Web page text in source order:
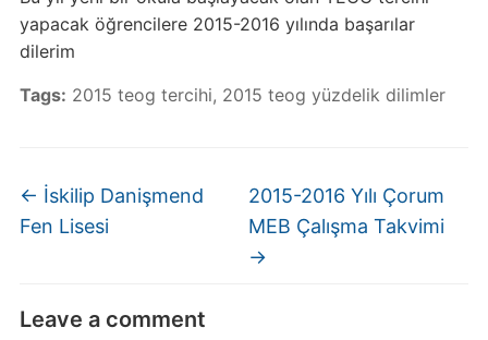
yapacak öğrencilere 2015-2016 yılında başarılar
dilerim
Tags: 2015 teog tercihi, 2015 teog yüzdelik dilimler
← İskilip Danişmend
Fen Lisesi
2015-2016 Yılı Çorum
MEB Çalışma Takvimi
→
Leave a comment